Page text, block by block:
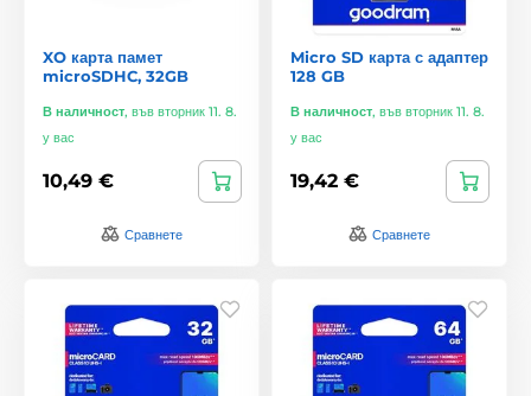
XO карта памет
microSDHC, 32GB
В наличност, във вторник 11. 8.
у вас
10,49 €
Сравнете
Micro SD карта с адаптер
128 GB
В наличност, във вторник 11. 8.
у вас
19,42 €
Сравнете